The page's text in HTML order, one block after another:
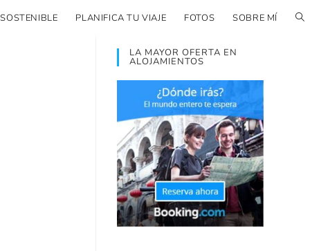
PLANIFICA TU VIAJE FOTOS SOBRE MÍ
LA MAYOR OFERTA EN
ALOJAMIENTOS